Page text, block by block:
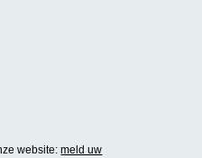
website:meld uw